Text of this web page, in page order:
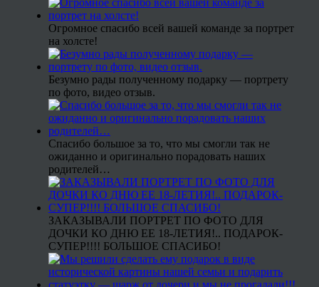
Огромное спасибо всей вашей команде за портрет
на холсте!
Безумно рады полученному подарку — портрету
по фото, видео отзыв.
Спасибо большое за то, что мы смогли так не
ожиданно и оригинально порадовать наших
родителей…
ЗАКАЗЫВАЛИ ПОРТРЕТ ПО ФОТО ДЛЯ
ДОЧКИ КО ДНЮ ЕЕ 18-ЛЕТИЯ!.. ПОДАРОК-
СУПЕР!!!! БОЛЬШОЕ СПАСИБО!